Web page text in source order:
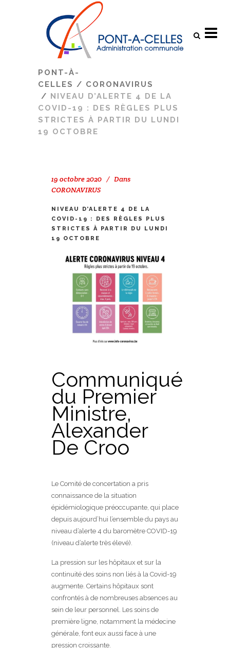
PONT-À-
CELLES / CORONAVIRUS
/ NIVEAU D’ALERTE 4 DE LA
COVID-19 : DES RÈGLES PLUS
STRICTES À PARTIR DU LUNDI
19 OCTOBRE
19 octobre 2020
Dans
CORONAVIRUS
NIVEAU D’ALERTE 4 DE LA
COVID-19 : DES RÈGLES PLUS
STRICTES À PARTIR DU LUNDI
19 OCTOBRE
Communiqué
du Premier
Ministre,
Alexander
De Croo
Le Comité de concertation a pris
connaissance de la situation
épidémiologique préoccupante, qui place
depuis aujourd’hui l’ensemble du pays au
niveau d’alerte 4 du baromètre COVID-19
(niveau d’alerte très élevé).
La pression sur les hôpitaux et sur la
continuité des soins non liés à la Covid-19
augmente. Certains hôpitaux sont
confrontés à de nombreuses absences au
sein de leur personnel. Les soins de
première ligne, notamment la médecine
générale, font eux aussi face à une
pression croissante.